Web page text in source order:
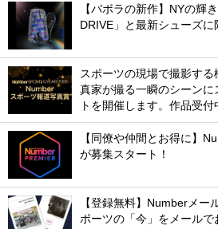
【バボラの新作】NYの輝
DRIVE」と最新シューズ
スポーツの現場で撮影す
真家が撮る一瞬のシーン
トを開催します。作品受付
【同僚や仲間とお得に】
が募集スタート！
【登録無料】Numberメー
ポーツの「今」をメールで